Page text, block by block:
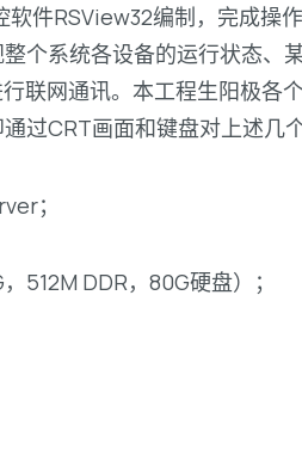
件RSView32编制，完成操
个系统各设备的运行状态
联网通讯。本工程生阳极各
过CRT画面和键盘对上述几
；
512M DDR，80G硬盘）；